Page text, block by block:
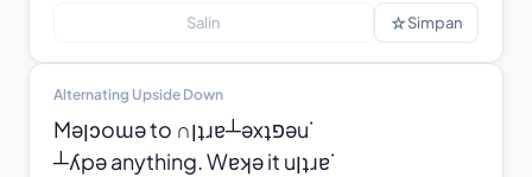
Salin ☆Simpan
Alternating Upside Down
Mǝןɔoɯǝ to ∩ןʇɹɐ┴ǝxʇפǝu˙
┴ʎpǝ anything. Wɐʞǝ it uןʇɹɐ˙